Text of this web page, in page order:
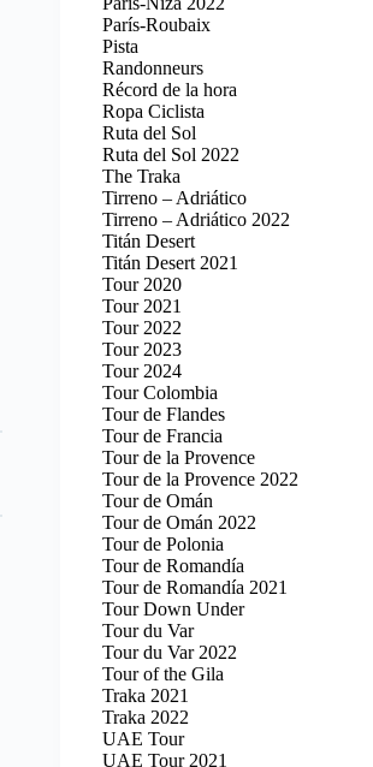
París-Roubaix
Pista
Randonneurs
Récord de la hora
Ropa Ciclista
Ruta del Sol
Ruta del Sol 2022
The Traka
Tirreno – Adriático
Tirreno – Adriático 2022
Titán Desert
Titán Desert 2021
Tour 2020
Tour 2021
Tour 2022
Tour 2023
Tour 2024
Tour Colombia
Tour de Flandes
Tour de Francia
Tour de la Provence
Tour de la Provence 2022
Tour de Omán
Tour de Omán 2022
Tour de Polonia
Tour de Romandía
Tour de Romandía 2021
Tour Down Under
Tour du Var
Tour du Var 2022
Tour of the Gila
Traka 2021
Traka 2022
UAE Tour
UAE Tour 2021